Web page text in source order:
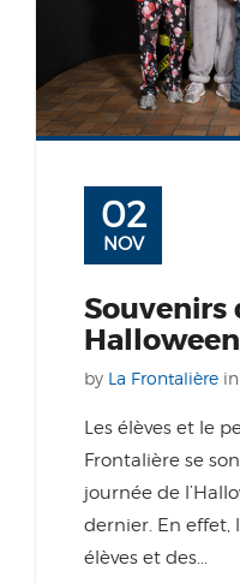
02
NOV
Souvenirs
by La Frontalière in
Les élèves et le
Frontalière se
journée de
dernier. En effet,
élèves et des...